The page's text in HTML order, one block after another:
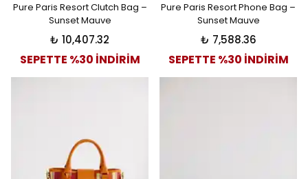
Pure Paris Resort Clutch Bag –
Sunset Mauve
₺ 10,407.32
SEPETTE %30 İNDİRİM
Pure Paris Resort Phone Bag –
Sunset Mauve
₺ 7,588.36
SEPETTE %30 İNDİRİM